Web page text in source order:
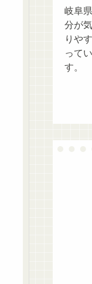
岐阜
分が
りや
って
す。